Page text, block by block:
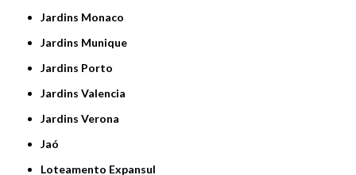
Jardins Monaco
Jardins Munique
Jardins Porto
Jardins Valencia
Jardins Verona
Jaó
Loteamento Expansul